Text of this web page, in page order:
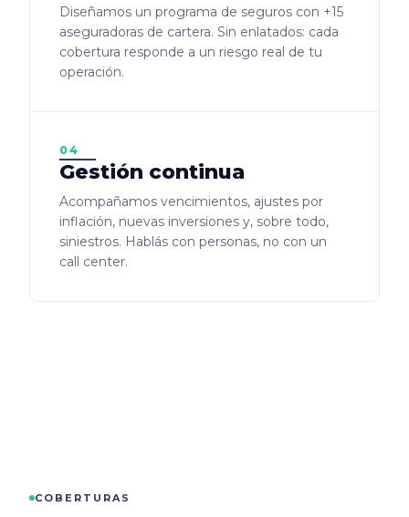
Diseñamos un programa de seguros con +15
aseguradoras de cartera. Sin enlatados: cada
cobertura responde a un riesgo real de tu
operación.
04
Gestión continua
Acompañamos vencimientos, ajustes por
inflación, nuevas inversiones y, sobre todo,
siniestros. Hablás con personas, no con un
call center.
COBERTURAS